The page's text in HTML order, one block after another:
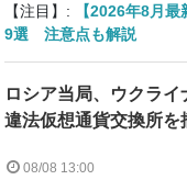
【注目】:
【2026年8月
9選 注意点も解説
ロシア当局、ウクラ
違法仮想通貨交換所
08/08 13:00